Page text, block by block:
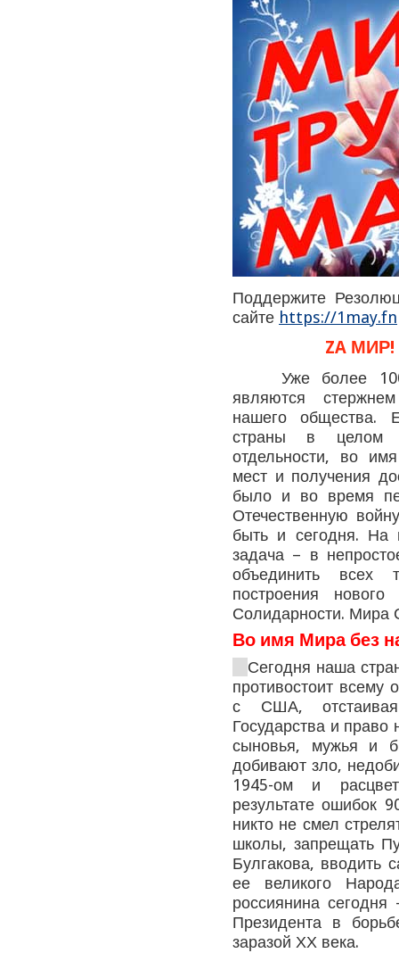
Поддержите
сайте https://
ZA МИР!
Уже более 100
являются
нашего общества.
страны в целом
отдельности, во
мест и получения
было и во время
Отечественную
быть и сегодня. На
задача – в
объединить всех
построения
Солидарности. Мира
Во имя Мира без
Сегодня наша
противостоит всему
с США,
Государства и
сыновья, мужья и
добивают зло,
1945-ом и
результате ошибок
никто не смел
школы, запрещать
Булгакова, вводить
ее великого
россиянина
Президента в
заразой ХХ века.